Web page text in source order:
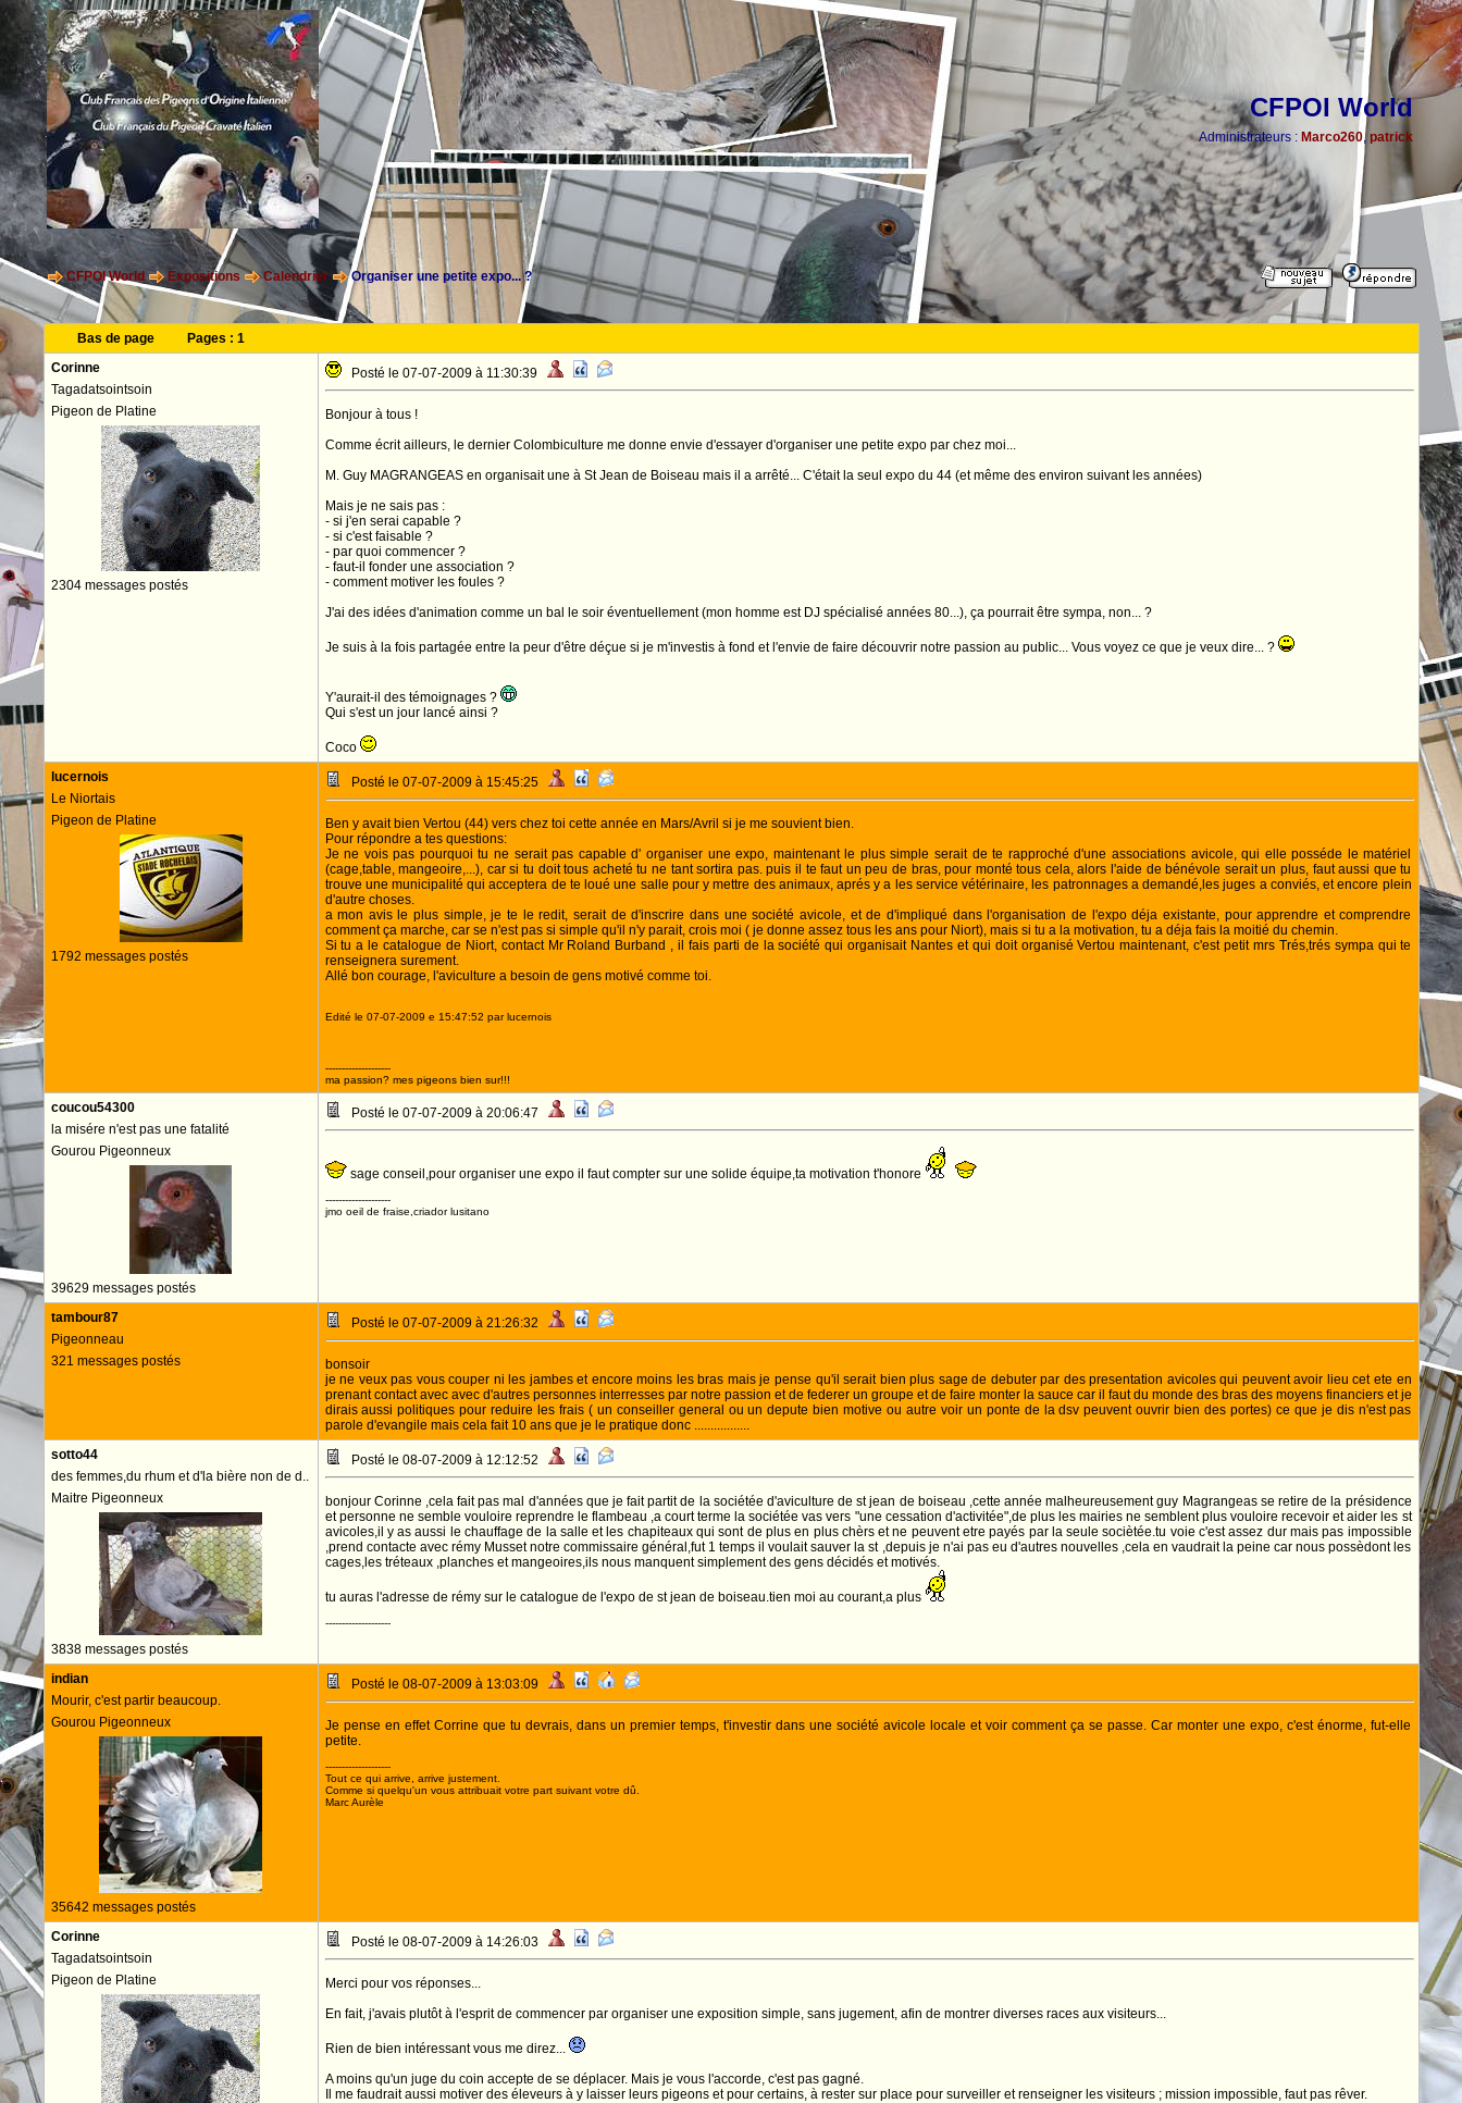
CFPOI World
Administrateurs : Marco260, patrick
CFPOI World Expositions Calendrier Organiser une petite expo... ?
Bas de page Pages : 1
Corinne
Tagadatsointsoin
Pigeon de Platine
2304 messages postés
Posté le 07-07-2009 à 11:30:39
Bonjour à tous !
Comme écrit ailleurs, le dernier Colombiculture me donne envie d'essayer d'organiser une petite expo par chez moi...
M. Guy MAGRANGEAS en organisait une à St Jean de Boiseau mais il a arrêté... C'était la seul expo du 44 (et même des environ suivant les années)
Mais je ne sais pas :
- si j'en serai capable ?
- si c'est faisable ?
- par quoi commencer ?
- faut-il fonder une association ?
- comment motiver les foules ?
J'ai des idées d'animation comme un bal le soir éventuellement (mon homme est DJ spécialisé années 80...), ça pourrait être sympa, non... ?
Je suis à la fois partagée entre la peur d'être déçue si je m'investis à fond et l'envie de faire découvrir notre passion au public... Vous voyez ce que je veux dire... ?
Y'aurait-il des témoignages ?
Qui s'est un jour lancé ainsi ?
Coco
lucernois
Le Niortais
Pigeon de Platine
1792 messages postés
Posté le 07-07-2009 à 15:45:25
Ben y avait bien Vertou (44) vers chez toi cette année en Mars/Avril si je me souvient bien.
Pour répondre a tes questions:
Je ne vois pas pourquoi tu ne serait pas capable d' organiser une expo, maintenant le plus simple serait de te rapproché d'une associations avicole, qui elle posséde le matériel
(cage,table, mangeoire,...), car si tu doit tous acheté tu ne tant sortira pas. puis il te faut un peu de bras, pour monté tous cela, alors l'aide de bénévole serait un plus, faut aussi que tu
trouve une municipalité qui acceptera de te loué une salle pour y mettre des animaux, aprés y a les service vétérinaire, les patronnages a demandé,les juges a conviés, et encore plein
d'autre choses.
a mon avis le plus simple, je te le redit, serait de d'inscrire dans une société avicole, et de d'impliqué dans l'organisation de l'expo déja existante, pour apprendre et comprendre
comment ça marche, car se n'est pas si simple qu'il n'y parait, crois moi ( je donne assez tous les ans pour Niort), mais si tu a la motivation, tu a déja fais la moitié du chemin.
Si tu a le catalogue de Niort, contact Mr Roland Burband , il fais parti de la société qui organisait Nantes et qui doit organisé Vertou maintenant, c'est petit mrs Trés,trés sympa qui te
renseignera surement.
Allé bon courage, l'aviculture a besoin de gens motivé comme toi.
Edité le 07-07-2009 e 15:47:52 par lucernois
--------------------
ma passion? mes pigeons bien sur!!!
coucou54300
la misére n'est pas une fatalité
Gourou Pigeonneux
39629 messages postés
Posté le 07-07-2009 à 20:06:47
sage conseil,pour organiser une expo il faut compter sur une solide équipe,ta motivation t'honore
--------------------
jmo oeil de fraise,criador lusitano
tambour87
Pigeonneau
321 messages postés
Posté le 07-07-2009 à 21:26:32
bonsoir
je ne veux pas vous couper ni les jambes et encore moins les bras mais je pense qu'il serait bien plus sage de debuter par des presentation avicoles qui peuvent avoir lieu cet ete en
prenant contact avec avec d'autres personnes interresses par notre passion et de federer un groupe et de faire monter la sauce car il faut du monde des bras des moyens financiers et je
dirais aussi politiques pour reduire les frais ( un conseiller general ou un depute bien motive ou autre voir un ponte de la dsv peuvent ouvrir bien des portes) ce que je dis n'est pas
parole d'evangile mais cela fait 10 ans que je le pratique donc .................
sotto44
des femmes,du rhum et d'la bière non de d..
Maitre Pigeonneux
3838 messages postés
Posté le 08-07-2009 à 12:12:52
bonjour Corinne ,cela fait pas mal d'années que je fait partit de la sociétée d'aviculture de st jean de boiseau ,cette année malheureusement guy Magrangeas se retire de la présidence
et personne ne semble vouloire reprendre le flambeau ,a court terme la sociétée vas vers "une cessation d'activitée",de plus les mairies ne semblent plus vouloire recevoir et aider les st
avicoles,il y as aussi le chauffage de la salle et les chapiteaux qui sont de plus en plus chèrs et ne peuvent etre payés par la seule sociètée.tu voie c'est assez dur mais pas impossible
,prend contacte avec rémy Musset notre commissaire général,fut 1 temps il voulait sauver la st ,depuis je n'ai pas eu d'autres nouvelles ,cela en vaudrait la peine car nous possèdont les
cages,les tréteaux ,planches et mangeoires,ils nous manquent simplement des gens décidés et motivés.
tu auras l'adresse de rémy sur le catalogue de l'expo de st jean de boiseau.tien moi au courant,a plus
--------------------
indian
Mourir, c'est partir beaucoup.
Gourou Pigeonneux
35642 messages postés
Posté le 08-07-2009 à 13:03:09
Je pense en effet Corrine que tu devrais, dans un premier temps, t'investir dans une société avicole locale et voir comment ça se passe. Car monter une expo, c'est énorme, fut-elle
petite.
--------------------
Tout ce qui arrive, arrive justement.
Comme si quelqu'un vous attribuait votre part suivant votre dû.
Marc Aurèle
Corinne
Tagadatsointsoin
Pigeon de Platine
Posté le 08-07-2009 à 14:26:03
Merci pour vos réponses...
En fait, j'avais plutôt à l'esprit de commencer par organiser une exposition simple, sans jugement, afin de montrer diverses races aux visiteurs...
Rien de bien intéressant vous me direz...
A moins qu'un juge du coin accepte de se déplacer. Mais je vous l'accorde, c'est pas gagné.
Il me faudrait aussi motiver des éleveurs à y laisser leurs pigeons et pour certains, à rester sur place pour surveiller et renseigner les visiteurs ; mission impossible, faut pas rêver.